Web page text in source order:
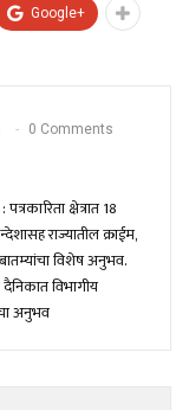
Google+
0 Comments
क्षेत्रात 18
राज्यातील क्राईम,
विशेष अनुभव.
विभागीय
अनुभव